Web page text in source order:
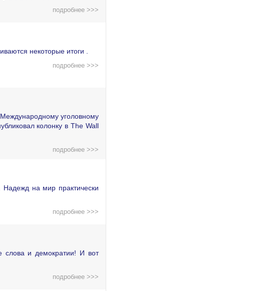
подробнее >>>
некоторые итоги .
подробнее >>>
уголовному
колонку в The Wall
подробнее >>>
на мир практически
подробнее >>>
слова и демократии! И вот
подробнее >>>